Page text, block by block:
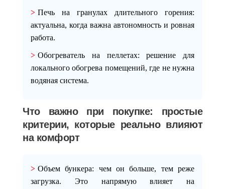
Печь на гранулах длительного горения:
актуальна, когда важна автономность и ровная
работа.
Обогреватель на пеллетах: решение для
локального обогрева помещений, где не нужна
водяная система.
Что важно при покупке: простые
критерии, которые реально влияют
на комфорт
Объем бункера: чем он больше, тем реже
загрузка. Это напрямую влияет на